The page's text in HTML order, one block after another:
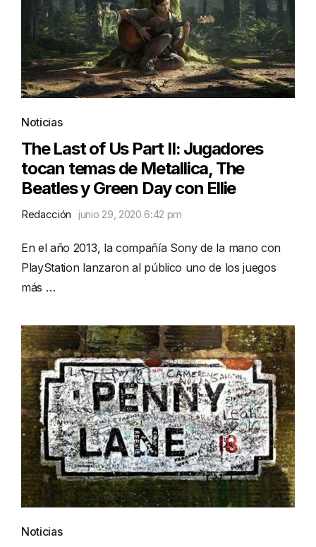
Noticias
The Last of Us Part II: Jugadores
tocan temas de Metallica, The
Beatles y Green Day con Ellie
Redacción junio 29, 2020 6:42 pm
En el año 2013, la compañía Sony de la mano con
PlayStation lanzaron al público uno de los juegos
más …
Noticias